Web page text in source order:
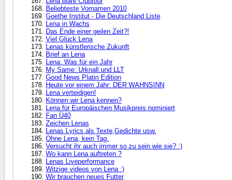
Beliebteste Vornamen 2010
Goethe Institut - Die Deutschland Liste
Lena in Wachs
Das Ende einer geilen Zeit?!
Viel Glück Lena
Lenas künstlerische Zukunft
Brief an Lena
Lena: Was für ein Jahr
My Same: Urknall und LLT
Good News Platin Edition
Heute vor einem Jahr: DER WAHNSINN
Lena verteidigen!
Können wir Lena kennen?
Lena für Europäischen Musikpreis nominiert
Fan Ü40
Zeichen Lenas
Lenas Lyrics als Texte,Gedichte usw.
Ohne Lena, kein Tag.
Versucht ihr auch immer so zu sein wie sie? :)
Wo kann Lena auftreten ?
Lenas Liveperformance
Witzige videos von Lena :)
Wir brauchen neues Futter